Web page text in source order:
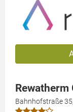
Rewatherm
Bahnhofstraße